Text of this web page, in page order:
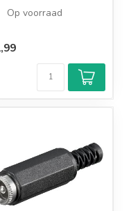
Op voorraad